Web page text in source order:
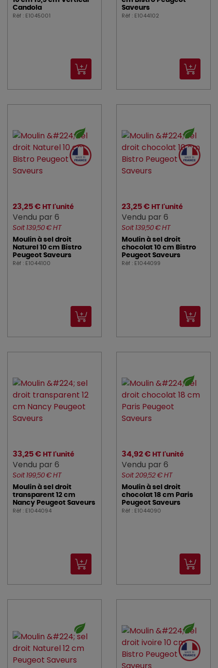
PLATEX (6)
RAK (60)
ROBOT_COUPE (44)
ROBUR (3)
ROLLER_GRILL (1)
ROSSIGNOL (1)
SAINT_ROMAIN (3)
SECURIT (73)
stil (1)
TARRERIAS_BONJEAN (1)
thomas (1)
TORK (6)
VILLEROY_BOCH (31)
VOLLRATH (15)
waring (5)
ZEPE (20)
Candola
Réf : E1045001
Saveurs
Réf : E1044102
23,25 € HT l'unité
Vendu par 6
Soit 139,50 € HT
Moulin à sel droit
Naturel 10 cm Bistro
Peugeot Saveurs
Réf : E1044100
23,25 € HT l'unité
Vendu par 6
Soit 139,50 € HT
Moulin à sel droit
chocolat 10 cm Bistro
Peugeot Saveurs
Réf : E1044099
33,25 € HT l'unité
Vendu par 6
Soit 199,50 € HT
Moulin à sel droit
transparent 12 cm
Nancy Peugeot Saveurs
Réf : E1044094
34,92 € HT l'unité
Vendu par 6
Soit 209,52 € HT
Moulin à sel droit
chocolat 18 cm Paris
Peugeot Saveurs
Réf : E1044090